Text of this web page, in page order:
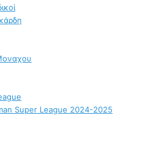
Super League 2024-2025